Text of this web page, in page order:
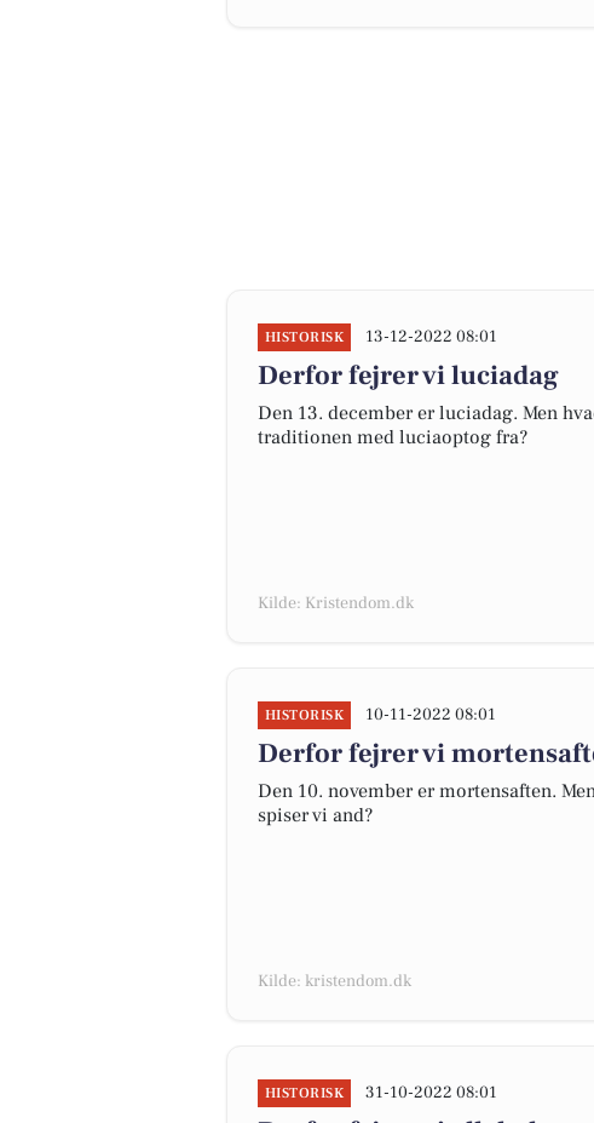
HISTORISK 13-12-2022 08:01
Derfor fejrer vi luciadag
Den 13. december er luciadag. Men
traditionen med luciaoptog fra?
Kilde: Kristendom.dk
HISTORISK 10-11-2022 08:01
Derfor fejrer vi
Den 10. november er mortensaften.
spiser vi and?
Kilde: kristendom.dk
HISTORISK 31-10-2022 08:01